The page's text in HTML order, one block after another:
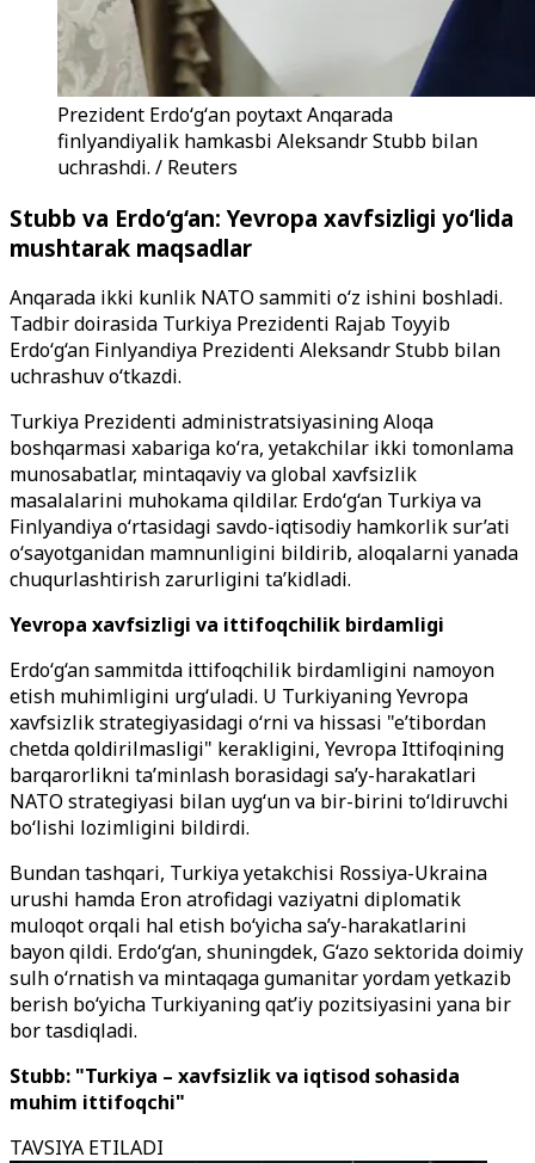
Prezident Erdoʻgʻan poytaxt Anqarada
finlyandiyalik hamkasbi Aleksandr Stubb bilan
uchrashdi. / Reuters
Stubb va Erdo‘g‘an: Yevropa xavfsizligi yo‘lida
mushtarak maqsadlar
Anqarada ikki kunlik NATO sammiti o‘z ishini boshladi.
Tadbir doirasida Turkiya Prezidenti Rajab Toyyib
Erdo‘g‘an Finlyandiya Prezidenti Aleksandr Stubb bilan
uchrashuv o‘tkazdi.
Turkiya Prezidenti administratsiyasining Aloqa
boshqarmasi xabariga ko‘ra, yetakchilar ikki tomonlama
munosabatlar, mintaqaviy va global xavfsizlik
masalalarini muhokama qildilar. Erdo‘g‘an Turkiya va
Finlyandiya o‘rtasidagi savdo-iqtisodiy hamkorlik sur’ati
o‘sayotganidan mamnunligini bildirib, aloqalarni yanada
chuqurlashtirish zarurligini ta’kidladi.
Yevropa xavfsizligi va ittifoqchilik birdamligi
Erdo‘g‘an sammitda ittifoqchilik birdamligini namoyon
etish muhimligini urg‘uladi. U Turkiyaning Yevropa
xavfsizlik strategiyasidagi o‘rni va hissasi "e’tibordan
chetda qoldirilmasligi" kerakligini, Yevropa Ittifoqining
barqarorlikni ta’minlash borasidagi sa’y-harakatlari
NATO strategiyasi bilan uyg‘un va bir-birini to‘ldiruvchi
bo‘lishi lozimligini bildirdi.
Bundan tashqari, Turkiya yetakchisi Rossiya-Ukraina
urushi hamda Eron atrofidagi vaziyatni diplomatik
muloqot orqali hal etish bo‘yicha sa’y-harakatlarini
bayon qildi. Erdo‘g‘an, shuningdek, G‘azo sektorida doimiy
sulh o‘rnatish va mintaqaga gumanitar yordam yetkazib
berish bo‘yicha Turkiyaning qat’iy pozitsiyasini yana bir
bor tasdiqladi.
Stubb: "Turkiya – xavfsizlik va iqtisod sohasida
muhim ittifoqchi"
TAVSIYA ETILADI